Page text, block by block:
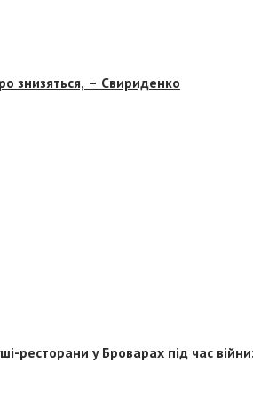
знизяться, – Свириденко
ресторани у Броварах під час